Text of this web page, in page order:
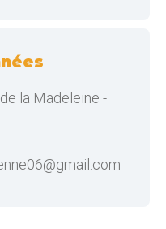
la Madeleine -